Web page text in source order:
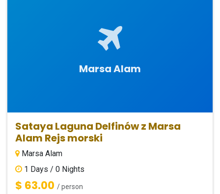
Marsa Alam
Sataya Laguna Delfinów z Marsa
Alam Rejs morski
Marsa Alam
1 Days / 0 Nights
$ 63.00 / person